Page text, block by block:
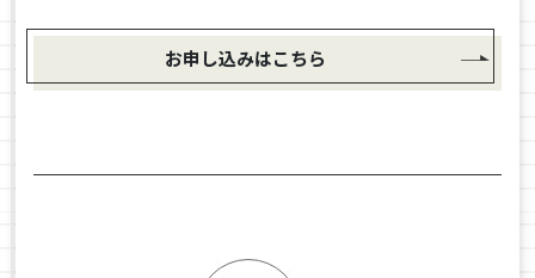
お申し込みはこちら